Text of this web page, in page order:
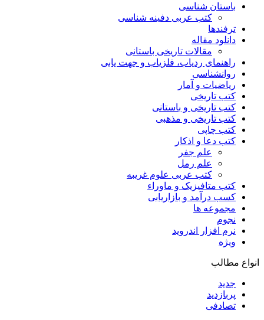
باستان شناسی
کتب عربی دفینه شناسی
ترفندها
دانلود مقاله
مقالات تاریخی باستانی
راهنمای ردیاب، فلزیاب و جهت یابی
روانشناسی
ریاضیات و آمار
کتب تاریخی
کتب تاریخی و باستانی
کتب تاریخی و مذهبی
کتب چاپی
کتب دعا و اذکار
علم جفر
علم رمل
کتب عربی علوم غریبه
کتب متافیزیک و ماوراء
کسب درآمد و بازاریابی
مجموعه ها
نجوم
نرم افزار اندروید
ویژه
انواع مطالب
جدید
پربازدید
تصادفی